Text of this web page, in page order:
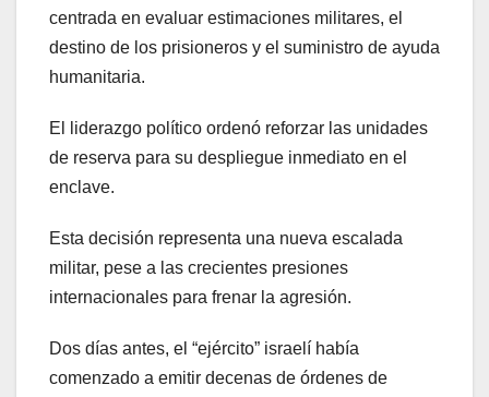
centrada en evaluar estimaciones militares, el
destino de los prisioneros y el suministro de ayuda
humanitaria.
El liderazgo político ordenó reforzar las unidades
de reserva para su despliegue inmediato en el
enclave.
Esta decisión representa una nueva escalada
militar, pese a las crecientes presiones
internacionales para frenar la agresión.
Dos días antes, el “ejército” israelí había
comenzado a emitir decenas de órdenes de